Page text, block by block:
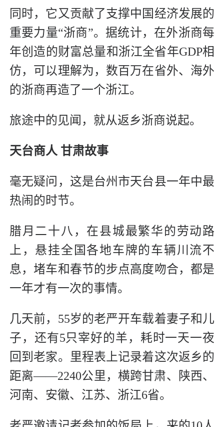
同时，它又贡献了支撑中国经济发展的
重要力量“浙商”。据统计，在外浙商每
年创造的财富总量和浙江全省年GDP相
仿，可以理解为，数百万在省外、海外
的浙商再造了一个浙江。
旅途中的见闻，就从返乡浙商说起。
天台商人 甘肃故事
毫无疑问，这是台州市天台县一年中最
热闹的时节。
腊月二十八，在县城最繁华的劳动路
上，悬挂全国各地车牌的车辆川流不
息，堵车和春节的步点高度吻合，都是
一年才有一次的事情。
几天前，55岁的老严开车载着妻子和儿
子，还有5只宰好的羊，耗时一天一夜
回到老家。里程表上记录着这次返乡的
距离——2240公里，横跨甘肃、陕西、
河南、安徽、江苏、浙江6省。